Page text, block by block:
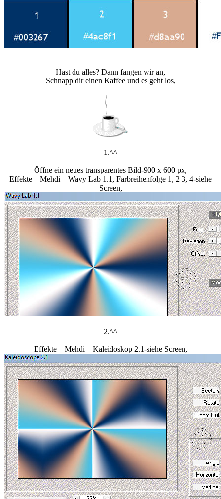
Hast du alles? Dann fangen wir an,
Schnapp dir einen Kaffee und es geht los,
1.^^
Öffne ein neues transparentes Bild-900 x 600 px,
Effekte – Mehdi – Wavy Lab 1.1, Farbreihenfolge 1, 2 3, 4-siehe
Screen,
2.^^
Effekte – Mehdi – Kaleidoskop 2.1-siehe Screen,